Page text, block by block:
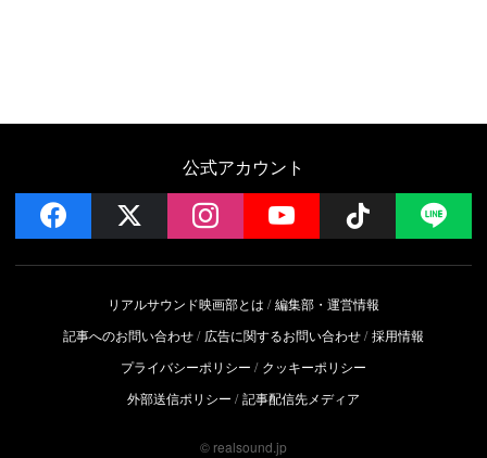
公式アカウント
facebook instagramYouTube Follow
リアルサウンド映画部とは
編集部・運営情報
記事へのお問い合わせ
広告に関するお問い合わせ 採用情報
プライバシーポリシー
クッキーポリシー
外部送信ポリシー
記事配信先メディア
© realsound.jp